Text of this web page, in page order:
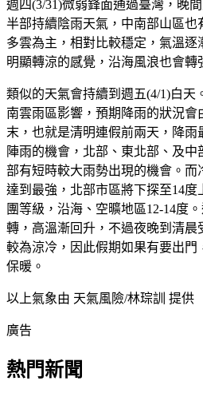
週四(3/31)微弱鋒面通過臺灣，晚
半部持續陰雨天氣，中南部山區也
多雲為主，相對比較穩定，氣溫
明顯轉涼的感覺，沿海風浪也會轉
類似的天氣會持續到週五(4/1)白天
南雲雨區影響，預期降雨的狀況會
末，也就是清明連假前兩天，降
陣雨的機會，北部、東北部、及
部有短時較大雨勢出現的機會。
達到最強，北部市區將下探至14
團等級，沿海、空曠地區12-14度
轉，高溫漸回升，不過夜晚到清
較為涼冷，因此假期如果有要出
保暖。
以上氣象由 天氣風險/林琮訓 提供
廣告
熱門新聞